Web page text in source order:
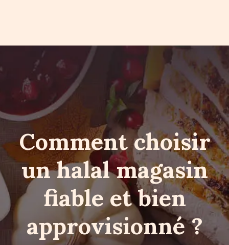
Comment choisir
un halal magasin
fiable et bien
approvisionné ?